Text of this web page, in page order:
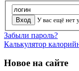
У вас ещё нет
Забыли пароль?
Калькулятор
Новое на сайте